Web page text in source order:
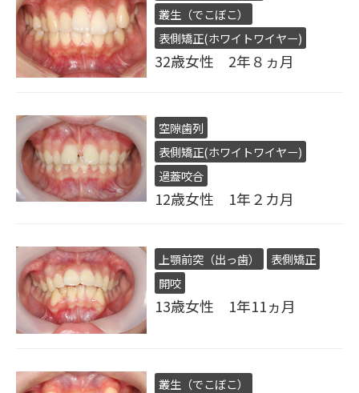
叢生（でこぼこ）
表側矯正(ホワイトワイヤー)
32歳女性 2年８ヵ月
空隙歯列
表側矯正(ホワイトワイヤー)
過蓋咬合
12歳女性 1年２カ月
上顎前突（出っ歯）
表側矯正
開咬
13歳女性 1年11ヵ月
叢生（でこぼこ）